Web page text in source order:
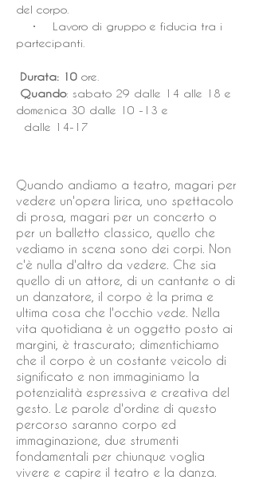
del corpo.
• Lavoro di gruppo e fiducia tra i
partecipanti.
Durata: 10 ore.
Quando: sabato 29 dalle 14 alle 18 e
domenica 30 dalle 10 -13 e
dalle 14-17
Quando andiamo a teatro, magari per
vedere un'opera lirica, uno spettacolo
di prosa, magari per un concerto o
per un balletto classico, quello che
vediamo in scena sono dei corpi. Non
c'è nulla d'altro da vedere. Che sia
quello di un attore, di un cantante o di
un danzatore, il corpo è la prima e
ultima cosa che l'occhio vede. Nella
vita quotidiana è un oggetto posto ai
margini, è trascurato; dimentichiamo
che il corpo è un costante veicolo di
significato e non immaginiamo la
potenzialità espressiva e creativa del
gesto. Le parole d'ordine di questo
percorso saranno corpo ed
immaginazione, due strumenti
fondamentali per chiunque voglia
vivere e capire il teatro e la danza.